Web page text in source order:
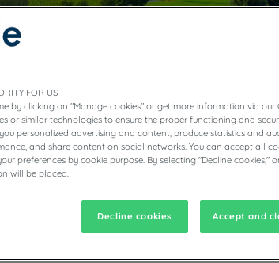
CAMPANILE
with the calendar and select a date. Press
Navigate backward to interact with the calendar
FOR US
by clicking on "Manage cookies" or get more information via our
or similar technologies to ensure the proper functioning and
personalized advertising and content, produce statistics and
and share content on social networks. You can accept all
preferences by cookie purpose. By selecting "Decline cookies,"
will be placed.
Decline cookies Accept and